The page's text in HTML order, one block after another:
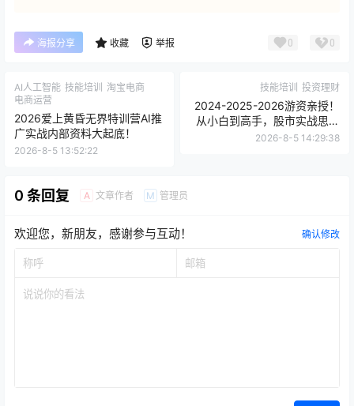
点点赞赏，手留余香 给TA打赏
还没有人赞赏，快来当第一个赞赏的人吧！
海报分享 收藏 举报
AI人工智能 技能培训
淘宝电商
2026爱上黄昏无界特训营AI推
2026-8-5 13:52:22
投资理财
2024-2025-2026游资亲授！
从小白到高手，股市实战思维